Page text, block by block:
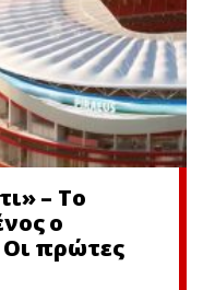
– Το
ο
πρώτες